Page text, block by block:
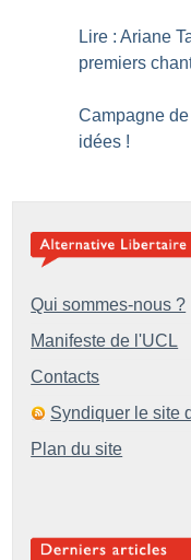
Lire : Ariane
premiers
Campagne
idées !
Qui sommes-nous ?
Manifeste de l'UCL
Contacts
Syndiquer le site
Plan du site